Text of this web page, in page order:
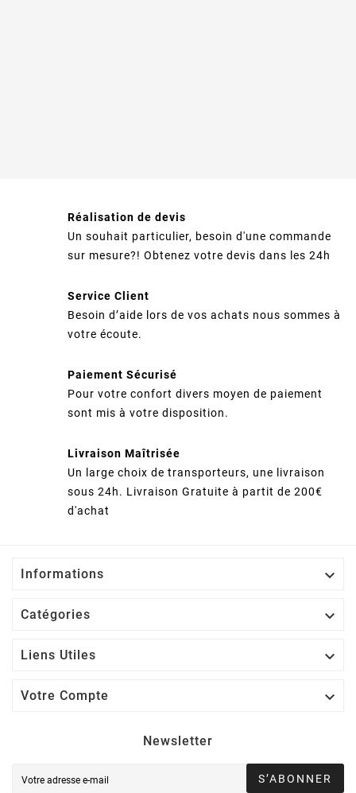
Réalisation de devis
Un souhait particulier, besoin d'une commande
sur mesure?! Obtenez votre devis dans les 24h
Service Client
Besoin d’aide lors de vos achats nous sommes à
votre écoute.
Paiement Sécurisé
Pour votre confort divers moyen de paiement
sont mis à votre disposition.
Livraison Maîtrisée
Un large choix de transporteurs, une livraison
sous 24h. Livraison Gratuite à partit de 200€
d'achat
Informations 
Catégories 
Liens Utiles 
Votre Compte 
Newsletter
S’ABONNER